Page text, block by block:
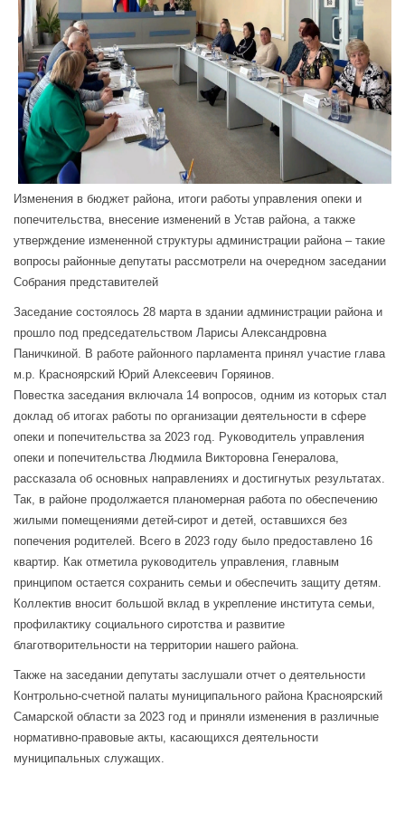
Изменения в бюджет района, итоги работы управления опеки и
попечительства, внесение изменений в Устав района, а также
утверждение измененной структуры администрации района – такие
вопросы районные депутаты рассмотрели на очередном заседании
Собрания представителей
Заседание состоялось 28 марта в здании администрации района и
прошло под председательством Ларисы Александровна
Паничкиной. В работе районного парламента принял участие глава
м.р. Красноярский Юрий Алексеевич Горяинов.
Повестка заседания включала 14 вопросов, одним из которых стал
доклад об итогах работы по организации деятельности в сфере
опеки и попечительства за 2023 год. Руководитель управления
опеки и попечительства Людмила Викторовна Генералова,
рассказала об основных направлениях и достигнутых результатах.
Так, в районе продолжается планомерная работа по обеспечению
жилыми помещениями детей-сирот и детей, оставшихся без
попечения родителей. Всего в 2023 году было предоставлено 16
квартир. Как отметила руководитель управления, главным
принципом остается сохранить семьи и обеспечить защиту детям.
Коллектив вносит большой вклад в укрепление института семьи,
профилактику социального сиротства и развитие
благотворительности на территории нашего района.
Также на заседании депутаты заслушали отчет о деятельности
Контрольно-счетной палаты муниципального района Красноярский
Самарской области за 2023 год и приняли изменения в различные
нормативно-правовые акты, касающихся деятельности
муниципальных служащих.